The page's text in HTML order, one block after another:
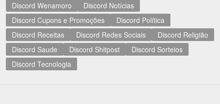
Discord Wenamoro
Discord Notícias
Discord Cupons e Promoções
Discord Política
Discord Receitas
Discord Redes Sociais
Discord Religião
Discord Saude
Discord Shitpost
Discord Sorteios
Discord Tecnologia